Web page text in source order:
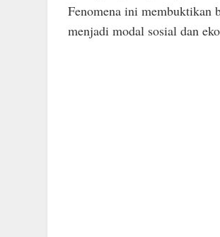
Fenomena ini membuktikan
menjadi modal sosial dan